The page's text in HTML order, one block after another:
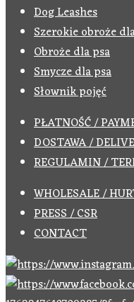
Dog Leashes
Szerokie obroże
Obroże dla psa
Smycze dla psa
Słownik pojęć
PŁATNOŚĆ /
DOSTAWA /
REGULAMIN /
WHOLESALE /
PRESS / CSR
CONTACT